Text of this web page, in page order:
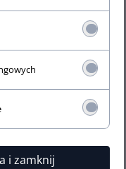
i zamknij